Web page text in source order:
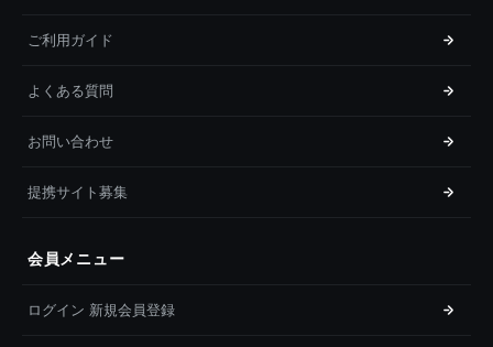
ご利用ガイド
よくある質問
お問い合わせ
提携サイト募集
会員メニュー
ログイン 新規会員登録